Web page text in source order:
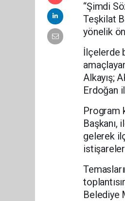
“Şimdi
Teşkilat
yönelik
İlçelerde
Alkayış;
Erdoğan
Program
Başkanı,
gelerek
Belediye